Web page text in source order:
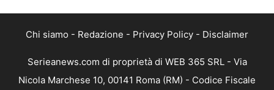
Chi siamo - Redazione - Privacy Policy - Disclaimer
Serieanews.com di proprietà di WEB 365 SRL - Via
Nicola Marchese 10, 00141 Roma (RM) - Codice Fiscale